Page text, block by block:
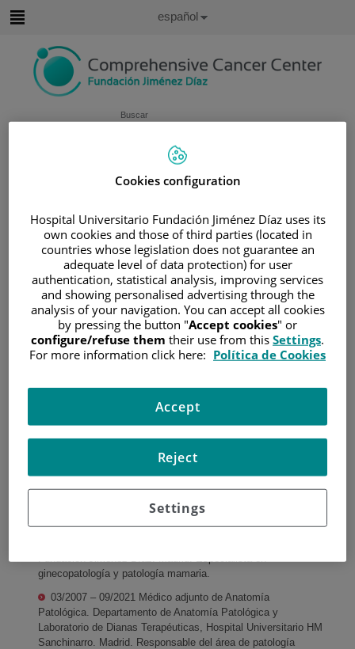
contenido
Buscar
idioma
Idioma
Español
CUADRO MÉDICO
Ana Suarez Gauthier
Ana Suarez
Anatomía Patológica
TITULACIÓN
Médico adjunto de
Anatomía Patológica.
Doctorado en Medicina,
sobresaliente Cum Laude.
Universidad Complutense,
Medicina y Cirugía.
Universidad de Santiago
EXPERIENCIA
10/2021 – presente Médico adjunto de Anatomía
Fundación Jimenez Díaz. Madrid. Especialista en
ginecopatología y patología mamaria.
03/2007 – 09/2021 Médico adjunto de Anatomía
Patológica. Departamento de Anatomía Patológica y
Laboratorio de Dianas Terapéuticas, Hospital Universitario HM
Sanchinarro. Madrid. Responsable del área de patología
Cookies configuration
Hospital Universitario Fundación Jiménez Díaz uses its
own cookies and those of third parties (located in
countries whose legislation does not guarantee an
adequate level of data protection) for user
authentication, statistical analysis, improving services
and showing personalised advertising through the
analysis of your navigation. You can accept all cookies
by pressing the button "Accept cookies" or
configure/refuse them their use from this Settings.
For more information click here: Política de Cookies
Settings
Reject
Accept